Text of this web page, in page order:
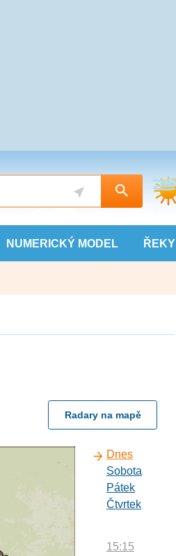
NUMERICKÝ MODEL ŘEKY
Radary na mapě
Dnes
Sobota
Pátek
Čtvrtek
15:15